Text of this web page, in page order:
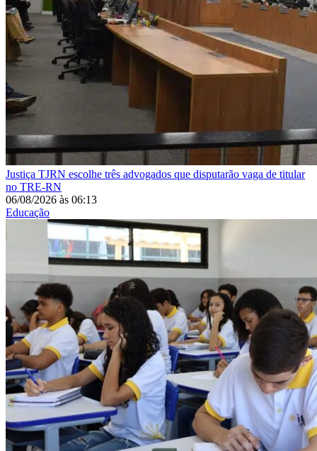
Justiça TJRN escolhe três advogados que disputarão vaga de titular
no TRE-RN
06/08/2026 às 06:13
Educação